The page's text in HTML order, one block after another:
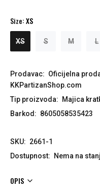
Size:XS
XS S M L
Prodavac: Oficijelna
KKPartizanShop.com
Tip proizvoda:
Majica
Barkod: 8605058535423
SKU: 2661-1
Dostupnost:
Nema na
OPIS